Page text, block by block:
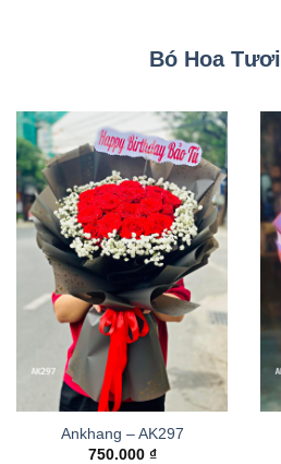
Bó Hoa Tươi
Ankhang – AK297
750.000 ₫